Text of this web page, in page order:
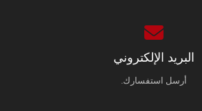
البريد الإلكتروني
أرسل استفسارك.